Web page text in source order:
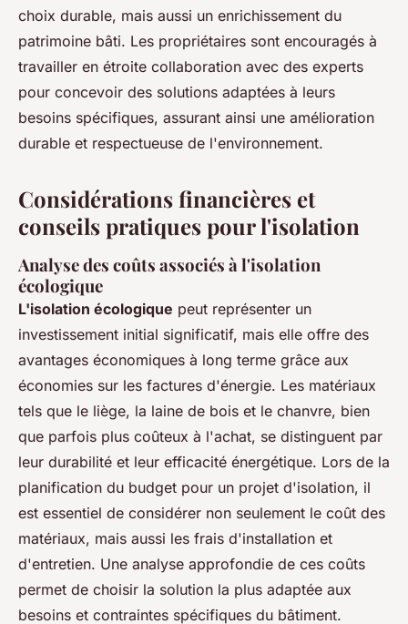
choix durable, mais aussi un enrichissement du
patrimoine bâti. Les propriétaires sont encouragés à
travailler en étroite collaboration avec des experts
pour concevoir des solutions adaptées à leurs
besoins spécifiques, assurant ainsi une amélioration
durable et respectueuse de l'environnement.
Considérations financières et
conseils pratiques pour l'isolation
Analyse des coûts associés à l'isolation
écologique
L'isolation écologique peut représenter un
investissement initial significatif, mais elle offre des
avantages économiques à long terme grâce aux
économies sur les factures d'énergie. Les matériaux
tels que le liège, la laine de bois et le chanvre, bien
que parfois plus coûteux à l'achat, se distinguent par
leur durabilité et leur efficacité énergétique. Lors de la
planification du budget pour un projet d'isolation, il
est essentiel de considérer non seulement le coût des
matériaux, mais aussi les frais d'installation et
d'entretien. Une analyse approfondie de ces coûts
permet de choisir la solution la plus adaptée aux
besoins et contraintes spécifiques du bâtiment.